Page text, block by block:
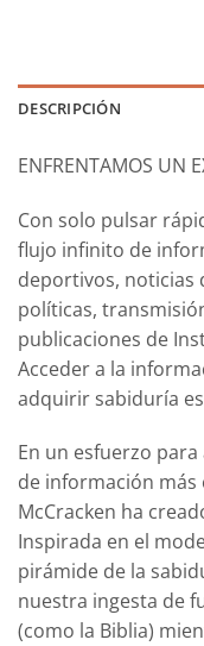
DESCRIPCIÓN
ENFRENTAMOS UN
Con solo pulsar
flujo infinito de
deportivos, noticias
políticas,
publicaciones de
Acceder a la
adquirir sabiduría
En un esfuerzo
de información
McCracken ha
Inspirada en el
pirámide de la
nuestra ingesta de
(como la Biblia)